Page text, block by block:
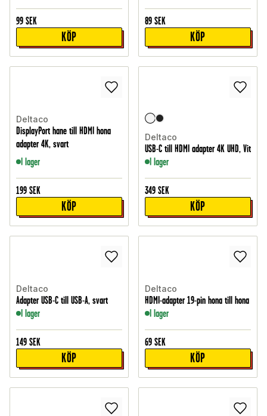
99 SEK
KÖP
89 SEK
KÖP
Deltaco
DisplayPort hane till HDMI hona
adapter 4K, svart
I lager
199 SEK
KÖP
Deltaco
USB-C till HDMI adapter 4K UHD, Vit
I lager
349 SEK
KÖP
Deltaco
Adapter USB-C till USB-A, svart
I lager
149 SEK
KÖP
Deltaco
HDMI-adapter 19-pin hona till hona
I lager
69 SEK
KÖP